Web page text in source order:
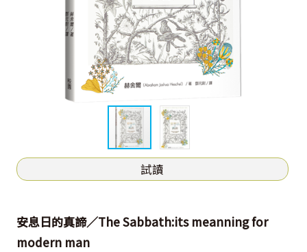
試讀
安息日的真諦／The Sabbath:its meanning for
modern man